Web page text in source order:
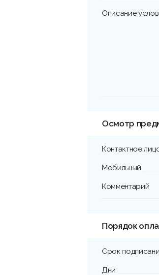
Описание
Осмотр
Контактное
Мобильный
Комментарий
Порядок
Срок
Дни